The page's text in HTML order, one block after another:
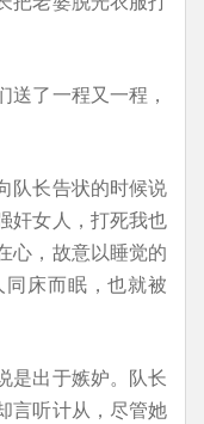
了一程又一程，
队长告状的时候说
奸女人，打死我也
心，故意以睡觉的
床而眠，也就被
是出于嫉妒。队长
言听计从，尽管她